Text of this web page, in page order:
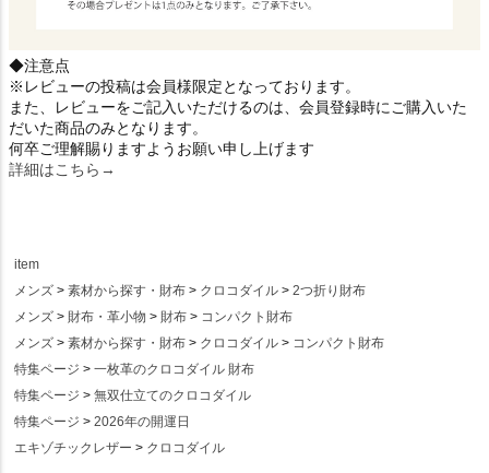
◆注意点
※レビューの投稿は会員様限定となっております。
また、レビューをご記入いただけるのは、会員登録時にご購入いた
だいた商品のみとなります。
何卒ご理解賜りますようお願い申し上げます
詳細はこちら→
item
メンズ
素材から探す・財布 クロコダイル
2つ折り財布
メンズ
財布・革小物 財布
コンパクト財布
メンズ
素材から探す・財布 クロコダイル
コンパクト財布
特集ページ
一枚革のクロコダイル 財布
特集ページ
無双仕立てのクロコダイル
特集ページ
2026年の開運日
エキゾチックレザー
クロコダイル